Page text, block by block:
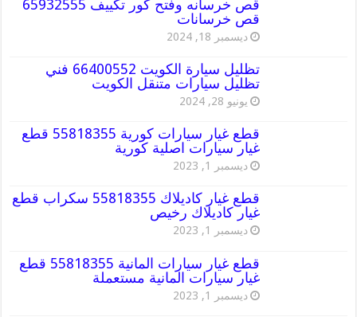
قص خرسانه وفتح كور تكييف 65932555
قص خرسانات
ديسمبر 18, 2024
تظليل سيارة الكويت 66400552 فني
تظليل سيارات متنقل الكويت
يونيو 28, 2024
قطع غيار سيارات كورية 55818355 قطع
غيار سيارات اصلية كورية
ديسمبر 1, 2023
قطع غيار كاديلاك 55818355 سكراب قطع
غيار كاديلاك رخيص
ديسمبر 1, 2023
قطع غيار سيارات المانية 55818355 قطع
غيار سيارات المانية مستعملة
ديسمبر 1, 2023